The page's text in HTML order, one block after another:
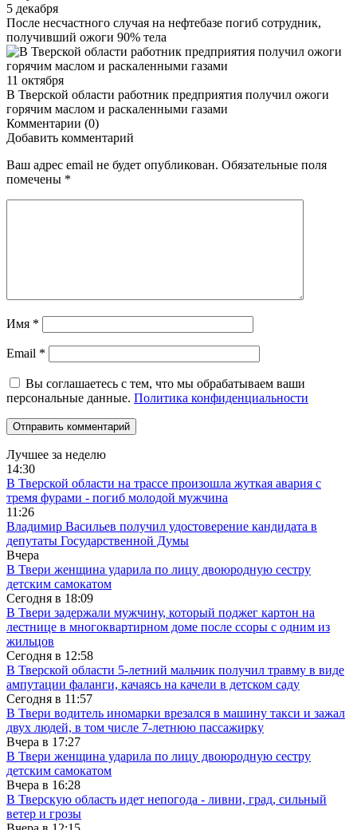
5 декабря
После несчастного случая на нефтебазе погиб сотрудник,
получивший ожоги 90% тела
11 октября
В Тверской области работник предприятия получил ожоги
горячим маслом и раскаленными газами
Комментарии (0)
Добавить комментарий
Ваш адрес email не будет опубликован. Обязательные поля
помечены *
Имя *
Email *
Вы соглашаетесь с тем, что мы обрабатываем ваши
персональные данные. Политика конфиденциальности
Лучшее за неделю
14:30
В Тверской области на трассе произошла жуткая авария с
тремя фурами - погиб молодой мужчина
11:26
Владимир Васильев получил удостоверение кандидата в
депутаты Государственной Думы
Вчера
В Твери женщина ударила по лицу двоюродную сестру
детским самокатом
Сегодня в 18:09
В Твери задержали мужчину, который поджег картон на
лестнице в многоквартирном доме после ссоры с одним из
жильцов
Сегодня в 12:58
В Тверской области 5-летний мальчик получил травму в виде
ампутации фаланги, качаясь на качели в детском саду
Сегодня в 11:57
В Твери водитель иномарки врезался в машину такси и зажал
двух людей, в том числе 7-летнюю пассажирку
Вчера в 17:27
В Твери женщина ударила по лицу двоюродную сестру
детским самокатом
Вчера в 16:28
В Тверскую область идет непогода - ливни, град, сильный
ветер и грозы